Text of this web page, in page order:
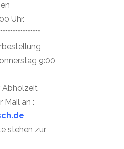
Uhr.
9:00
Abholzeit
Mail an :
stehen zur